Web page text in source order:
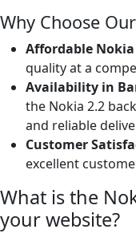
Why Choose
Affordable Nokia
quality at a
Availability in
the Nokia 2.2
and reliable
Customer
excellent
What is the
your website?